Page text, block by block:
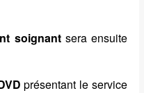
soignantsera ensuite
présentant le service